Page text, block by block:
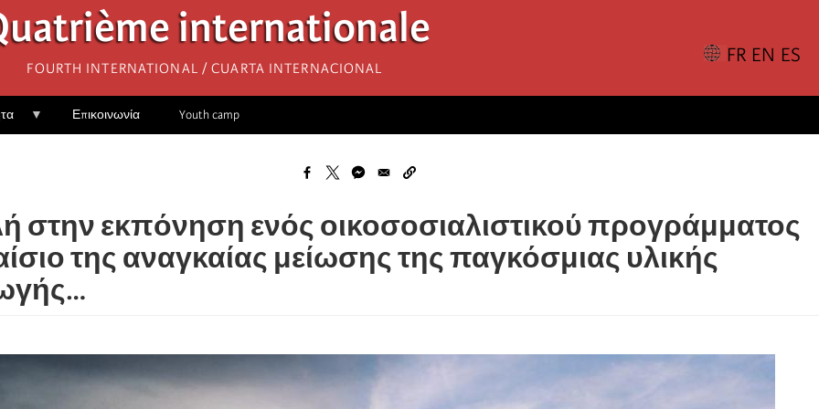
internationale
Fourth International / Cuarta Internacional
Επικοινωνία Youth camp
στην εκπόνηση ενός οικοσοσιαλιστικού προγράμματος
της αναγκαίας μείωσης της παγκόσμιας υλικής